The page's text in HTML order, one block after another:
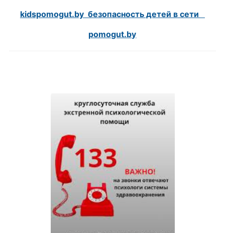
kidspomogut.by безопасность детей в сети
pomogut.by